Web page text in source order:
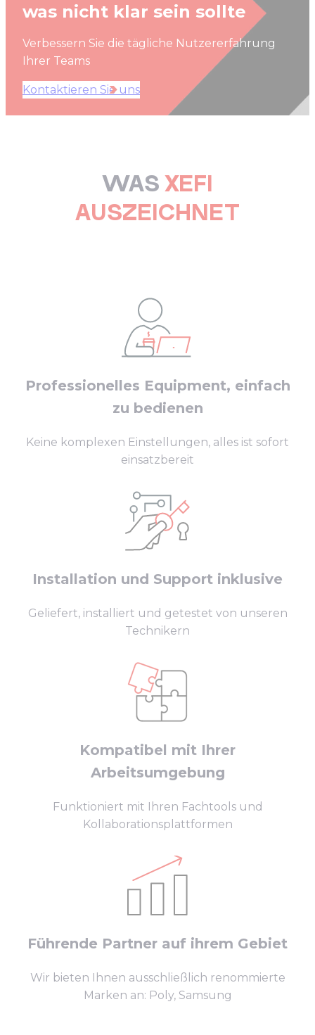
was nicht klar sein sollte
Verbessern Sie die tägliche Nutzererfahrung
Ihrer Teams
Kontaktieren Sie uns
WASXEFI
AUSZEICHNET
Professionelles Equipment, einfach
zu bedienen
Keine komplexen Einstellungen, alles ist sofort
einsatzbereit
Installation und Support inklusive
Geliefert, installiert und getestet von unseren
Technikern
Kompatibel mit Ihrer
Arbeitsumgebung
Funktioniert mit Ihren Fachtools und
Kollaborationsplattformen
Führende Partner auf ihrem Gebiet
Wir bieten Ihnen ausschließlich renommierte
Marken an: Poly, Samsung